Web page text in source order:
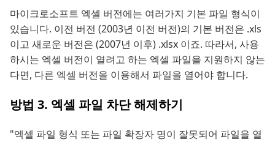
마이크로소프트 엑셀 버전에는 여러가지 기본 파일 형식이
있습니다. 이전 버전 (2003년 이전 버전)의 기본 버전은 .xls
이고 새로운 버전은 (2007년 이후) .xlsx 이죠. 따라서, 사용
하시는 엑셀 버전이 열려고 하는 엑셀 파일을 지원하지 않는
다면, 다른 엑셀 버전을 이용해서 파일을 열어야 합니다.
방법 3. 엑셀 파일 차단 해제하기
"엑셀 파일 형식 또는 파일 확장자 명이 잘못되어 파일을 열